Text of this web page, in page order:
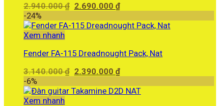
2.940.000₫ Giá
là:
2.690.000₫Giá
tại
-24%
Xem nhanh
Fender FA-115 Dreadnought Pack, Nat
3.140.000₫ Giá
là:
2.390.000₫Giá
tại
-6%
Xem nhanh